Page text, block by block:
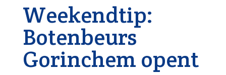
Weekendtip:
Botenbeurs
Gorinchem opent